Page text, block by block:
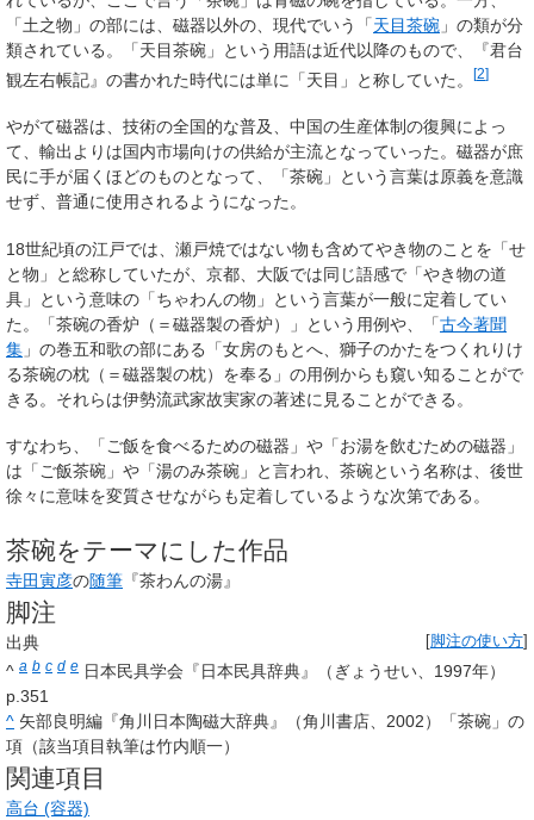
「土之物」の部には、磁器以外の、現代でいう「天目茶碗 」の類が分
類されている。「天目茶碗」という用語は近代以降のもので、『君台
観左右帳記』の書かれた時代には単に「天目」と称していた。
[2]
やがて磁器は、技術の全国的な普及、中国の生産体制の復興によっ
て、輸出よりは国内市場向けの供給が主流となっていった。磁器が庶
民に手が届くほどのものとなって、「茶碗」という言葉は原義を意識
せず、普通に使用されるようになった。
18世紀頃の江戸では、瀬戸焼ではない物も含めてやき物のことを「せ
と物」と総称していたが、京都、大阪では同じ語感で「やき物の道
具」という意味の「ちゃわんの物」という言葉が一般に定着してい
た。「茶碗の香炉（＝磁器製の香炉）」という用例や、「古今著聞
集 」の巻五和歌の部にある「女房のもとへ、獅子のかたをつくれりけ
る茶碗の枕（＝磁器製の枕）を奉る」の用例からも窺い知ることがで
きる。それらは伊勢流武家故実家の著述に見ることができる。
すなわち、「ご飯を食べるための磁器」や「お湯を飲むための磁器」
は「ご飯茶碗」や「湯のみ茶碗」と言われ、茶碗という名称は、後世
徐々に意味を変質させながらも定着しているような次第である。
茶碗をテーマにした作品
寺田寅彦の随筆 『茶わんの湯』
脚注
脚注の使い方
出典
^ a b c d e 日本民具学会『日本民具辞典』（ぎょうせい、1997年）
p.351
^ 矢部良明編『角川日本陶磁大辞典』（角川書店、2002）「茶碗」の
項（該当項目執筆は竹内順一）
関連項目
高台 (容器)